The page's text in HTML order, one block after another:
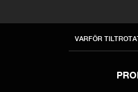
VARFÖR